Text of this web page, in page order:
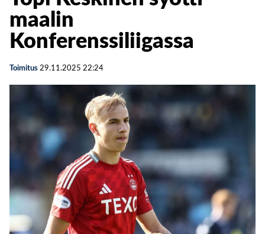
maalin
Konferenssiliigassa
Toimitus 29.11.2025 22:24